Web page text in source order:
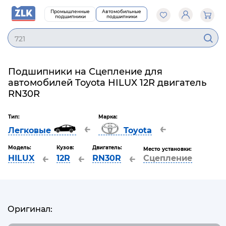
Промышленные
подшипники
Автомобильные
подшипники
7
Подшипники на Сцепление для
автомобилей Toyota HILUX 12R двигатель
RN30R
Тип:
Легковые ←
Марка:
Toyota ←
Модель:
HILUX ←
Кузов:
12R ←
Двигатель:
RN30R ←
Место установки:
Сцепление
Оригинал: